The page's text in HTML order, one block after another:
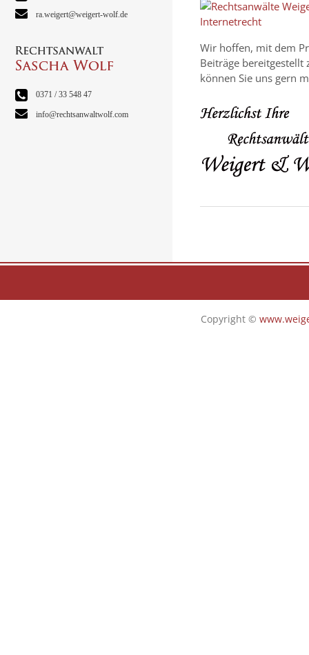
ra.weigert@weigert-wolf.de
0371 / 33 548 47
info@rechtsanwaltwolf.com
Wir hoffen, mit dem
Beiträge bereitgestellt
können Sie uns gern
Copyright ©